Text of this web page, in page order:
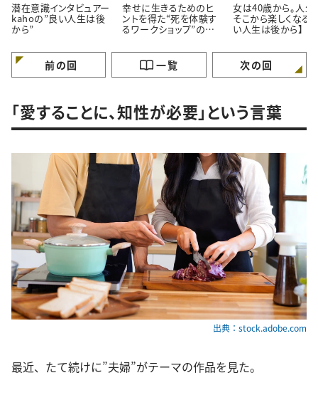
潜在意識インタビュアー
kahoの”良い人生は後
から”
幸せに生きるためのヒ
ントを得た“死を体験す
るワークショップ”の話
女は40歳から。人生
そこから楽しくなる。
い人生は後から】
前の回 一覧 次の回
「愛することに、知性が必要」という言葉
出典：stock.adobe.com
最近、たて続けに”夫婦”がテーマの作品を見た。